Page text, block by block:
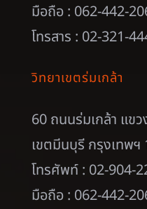
มือถือ : 062-442-
โทรสาร : 02-321-
วิทยาเขตร่มเกล้า
60 ถนนร่มเกล้า แข
เขตมีนบุรี กรุงเทพฯ
โทรศัพท์ : 02-904-
มือถือ : 062-442-